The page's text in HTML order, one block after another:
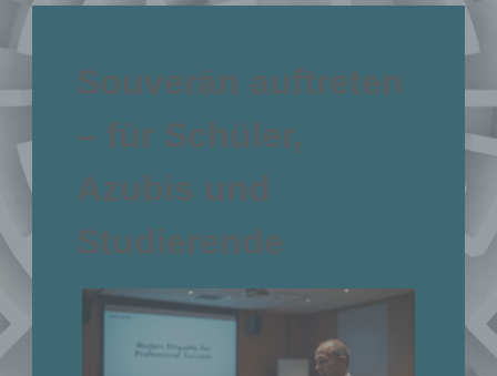
Souverän auftreten
– für Schüler,
Azubis und
Studierende